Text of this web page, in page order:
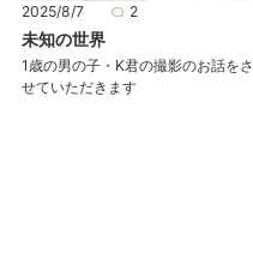
2025/8/7 2
未知の世界
1歳の男の子・K君の撮影のお話をさ
せていただきます